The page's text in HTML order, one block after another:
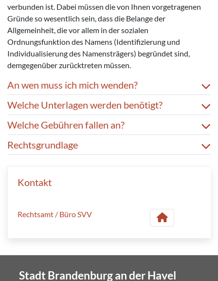
verbunden ist. Dabei müssen die von Ihnen vorgetragenen
Gründe so wesentlich sein, dass die Belange der
Allgemeinheit, die vor allem in der sozialen
Ordnungsfunktion des Namens (Identifizierung und
Individualisierung des Namensträgers) begründet sind,
demgegenüber zurücktreten müssen.
An wen muss ich mich wenden?
Welche Unterlagen werden benötigt?
Welche Gebühren fallen an?
Rechtsgrundlage
Kontakt
Rechtsamt / Büro SVV
Stadt Brandenburg an der Havel